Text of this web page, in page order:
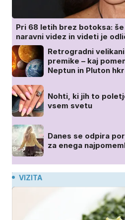
Pri 68 letih brez botoksa:
naravni videz in videti je
Retrogradni
premike – kaj
Neptun in Pluton
Nohti, ki jih to
vsem svetu
Danes se odpira
za enega
VIZITA